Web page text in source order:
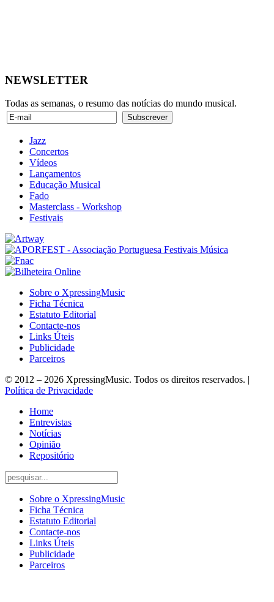
NEWSLETTER
Todas as semanas, o resumo das notícias do mundo musical.
Jazz
Concertos
Vídeos
Lançamentos
Educação Musical
Fado
Masterclass - Workshop
Festivais
Sobre o XpressingMusic
Ficha Técnica
Estatuto Editorial
Contacte-nos
Links Úteis
Publicidade
Parceiros
© 2012 – 2026 XpressingMusic. Todos os direitos reservados. |
Política de Privacidade
Home
Entrevistas
Notícias
Opinião
Repositório
Sobre o XpressingMusic
Ficha Técnica
Estatuto Editorial
Contacte-nos
Links Úteis
Publicidade
Parceiros